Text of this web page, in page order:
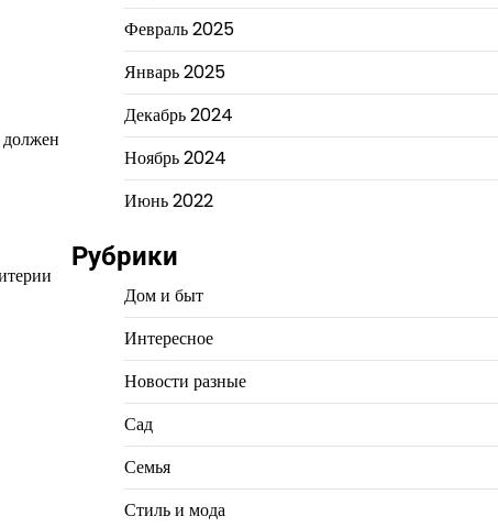
должен
Февраль 2025
Январь 2025
Декабрь 2024
Ноябрь 2024
Июнь 2022
Рубрики
Дом и быт
Интересное
Новости разные
Сад
Семья
Стиль и мода